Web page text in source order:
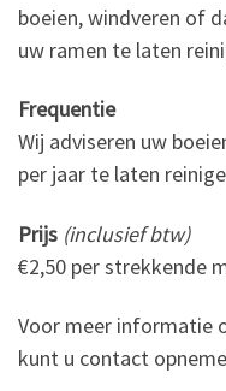
boeien, windveren of
uw ramen te laten
Frequentie
Wij adviseren uw
per jaar te laten
Prijs (inclusief btw)
€2,50 per strekkende
Voor meer informatie
kunt u contact